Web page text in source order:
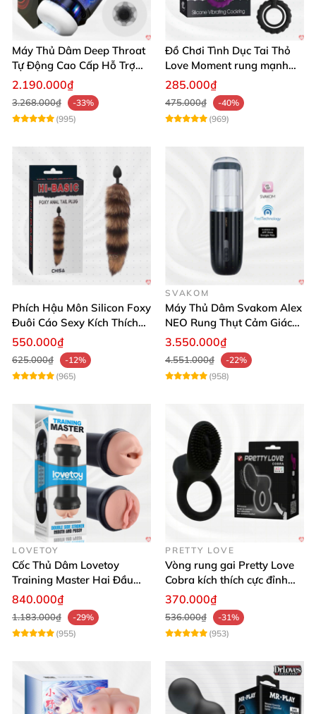
Máy Thủ Dâm Deep Throat
Tự Động Cao Cấp Hỗ Trợ
Gắn Tường
2.190.000₫
3.268.000₫
-33%
(995)
Đồ Chơi Tình Dục Tai Thỏ
Love Moment rung mạnh
mẽ êm ái
285.000₫
475.000₫
-40%
(969)
Phích Hậu Môn Silicon Foxy
Đuôi Cáo Sexy Kích Thích
Đỉnh Cao
550.000₫
625.000₫
-12%
(965)
SVAKOM
Máy Thủ Dâm Svakom Alex
NEO Rung Thụt Cảm Giác
Thật, App Điều Khiển
3.550.000₫
4.551.000₫
-22%
(958)
LOVETOY
Cốc Thủ Dâm Lovetoy
Training Master Hai Đầu
Siêu Thật, Tăng Khoái Cảm
840.000₫
1.183.000₫
-29%
(955)
PRETTY LOVE
Vòng rung gai Pretty Love
Cobra kích thích cực đỉnh
trải nghiệm
370.000₫
536.000₫
-31%
(953)